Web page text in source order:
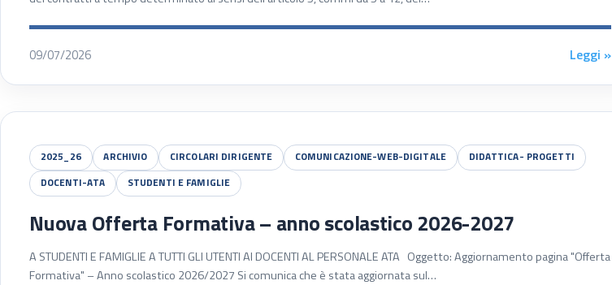
09/07/2026 Leggi »
2025_26 ARCHIVIO CIRCOLARI DIRIGENTE COMUNICAZIONE-WEB-DIGITALE
DIDATTICA- PROGETTI
DOCENTI-ATA
STUDENTI E FAMIGLIE
Nuova Offerta Formativa – anno scolastico 2026-2027
A STUDENTI E FAMIGLIE A TUTTI GLI UTENTI AI DOCENTI AL PERSONALE ATA Oggetto: Aggiornamento pagina "Offerta
Formativa" – Anno scolastico 2026/2027 Si comunica che è stata aggiornata sul…